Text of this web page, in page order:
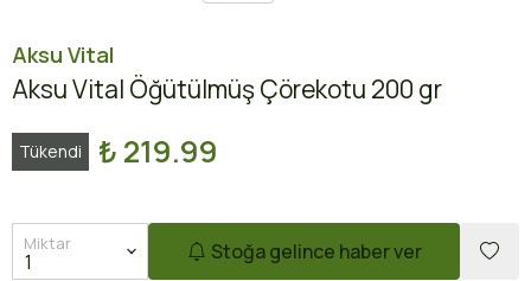
Aksu Vital
Aksu Vital Öğütülmüş Çörekotu 200 gr
Tükendi ₺ 219.99
Miktar Stoğa gelince haber ver